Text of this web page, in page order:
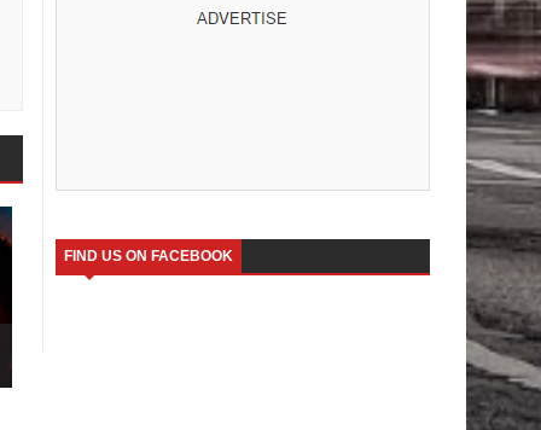
FIND US ON FACEBOOK